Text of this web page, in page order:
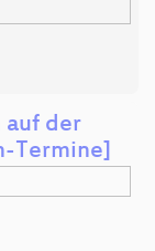
auf der
Termine]